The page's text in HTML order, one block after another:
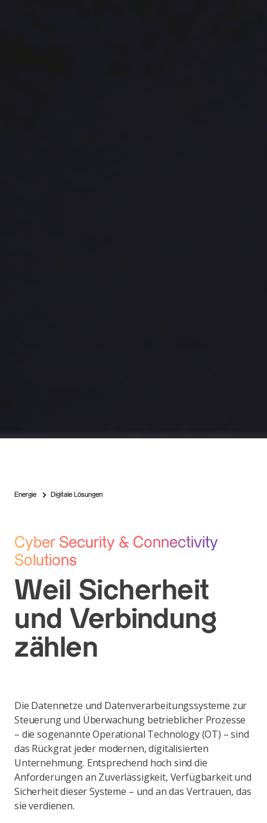
Energie Digitale Lösungen
Cyber Security & Connectivity
Solutions
Weil Sicherheit
und Verbindung
zählen
Die Datennetze und Datenverarbeitungssysteme zur
Steuerung und Überwachung betrieblicher Prozesse
– die sogenannte Operational Technology (OT) – sind
das Rückgrat jeder modernen, digitalisierten
Unternehmung. Entsprechend hoch sind die
Anforderungen an Zuverlässigkeit, Verfügbarkeit und
Sicherheit dieser Systeme – und an das Vertrauen, das
sie verdienen.